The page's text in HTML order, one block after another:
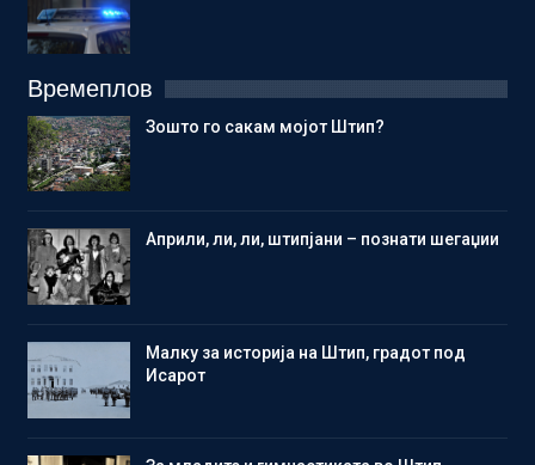
Времеплов
Зошто го сакам мојот Штип?
Aприли, ли, ли, штипјани – познати шегаџии
Малку за историја на Штип, градот под
Исарот